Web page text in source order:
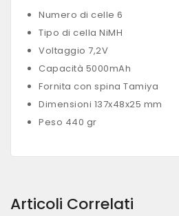
Numero di celle 6
Tipo di cella NiMH
Voltaggio 7,2V
Capacità 5000mAh
Fornita con spina Tamiya
Dimensioni 137x48x25 mm
Peso 440 gr
Articoli Correlati